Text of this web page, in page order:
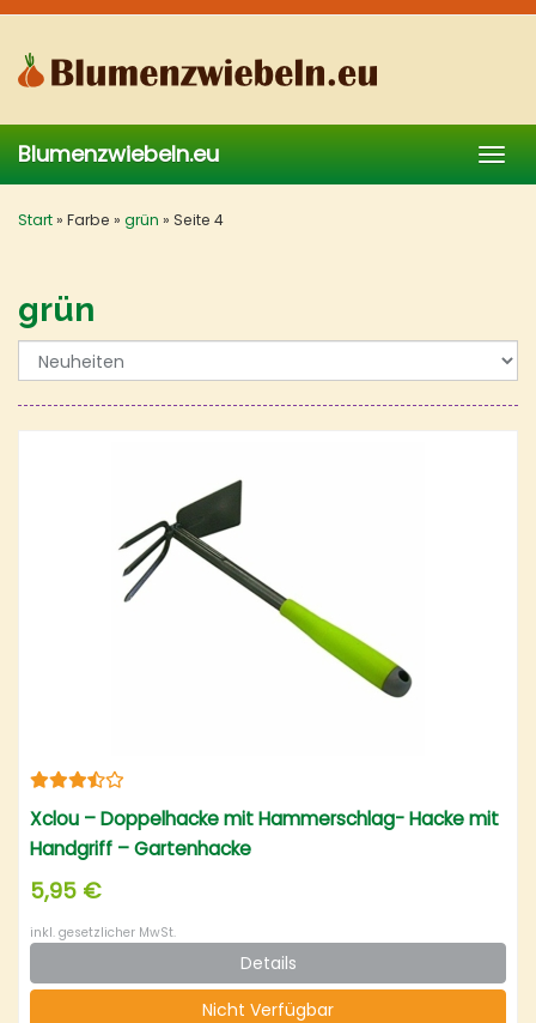
Skip
main
content
Blumenzwiebeln.eu
Start» Farbe » grün » Seite 4
grün
Xclou – Doppelhacke mit Hammerschlag- Hacke mit
Handgriff – Gartenhacke
5,95 €
inkl. gesetzlicher MwSt.
Details
Nicht Verfügbar